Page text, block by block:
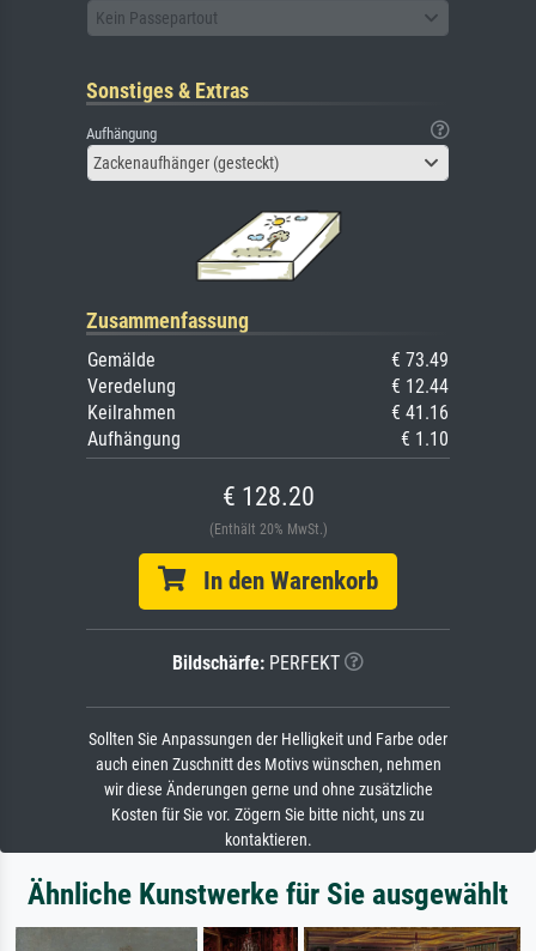
Kein Passepartout
Sonstiges & Extras
Aufhängung
Zackenaufhänger (gesteckt)
Zusammenfassung
Gemälde
€ 73.49
Veredelung
€ 12.44
Keilrahmen
€ 41.16
Aufhängung
€ 1.10
€ 128.20
(Enthält 20% MwSt.)
In den Warenkorb
Bildschärfe: PERFEKT
Sollten Sie Anpassungen der Helligkeit und Farbe oder
auch einen Zuschnitt des Motivs wünschen, nehmen
wir diese Änderungen gerne und ohne zusätzliche
Kosten für Sie vor. Zögern Sie bitte nicht, uns zu
kontaktieren.
Ähnliche Kunstwerke für Sie ausgewählt